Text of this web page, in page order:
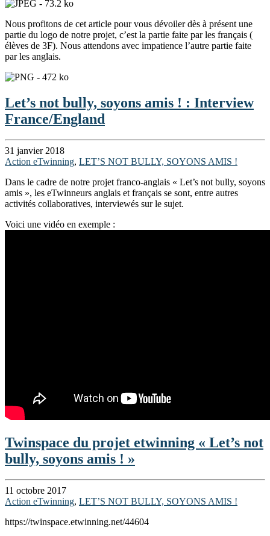
Nous profitons de cet article pour vous dévoiler dès à présent une
partie du logo de notre projet, c’est la partie faite par les français (
élèves de 3F). Nous attendons avec impatience l’autre partie faite
par les anglais.
Let’s not bully, soyons amis ! : Interview
France/England
31 janvier 2018
Action eTwinning, LET’S NOT BULLY, SOYONS AMIS !
Dans le cadre de notre projet franco-anglais « Let’s not bully, soyons
amis », les eTwinneurs anglais et français se sont, entre autres
activités collaboratives, interviewés sur le sujet.
Voici une vidéo en exemple :
Twinspace du projet etwinning « Let’s not
bully, soyons amis ! »
11 octobre 2017
Action eTwinning, LET’S NOT BULLY, SOYONS AMIS !
https://twinspace.etwinning.net/44604